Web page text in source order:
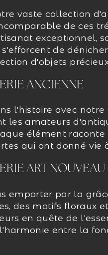
vaste collection
de ces
exceptionnel,
s'efforcent de
d'objets
ANCIENNE
l'histoire avec
les amateurs
élément
qui ont donné vie
ART NOUVEAU
emporter par la
des motifs floraux
en quête de
entre la